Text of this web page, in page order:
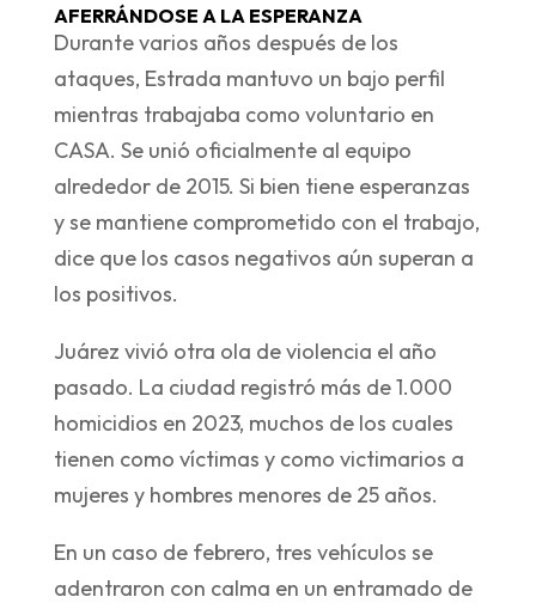
AFERRÁNDOSE A LA ESPERANZA
Durante varios años después de los
ataques, Estrada mantuvo un bajo perfil
mientras trabajaba como voluntario en
CASA. Se unió oficialmente al equipo
alrededor de 2015. Si bien tiene esperanzas
y se mantiene comprometido con el trabajo,
dice que los casos negativos aún superan a
los positivos.
Juárez vivió otra ola de violencia el año
pasado. La ciudad registró más de 1.000
homicidios en 2023, muchos de los cuales
tienen como víctimas y como victimarios a
mujeres y hombres menores de 25 años.
En un caso de febrero, tres vehículos se
adentraron con calma en un entramado de